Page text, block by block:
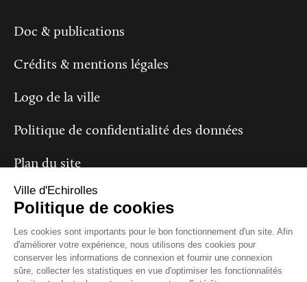
Doc & publications
Crédits & mentions légales
Logo de la ville
Politique de confidentialité des données
Plan du site
Suivez-nous
Ville d'Echirolles
Politique de cookies
Les cookies sont importants pour le bon fonctionnement d'un site. Afin
d'améliorer votre expérience, nous utilisons des cookies pour
conserver les informations de connexion et fournir une connexion
sûre, collecter les statistiques en vue d'optimiser les fonctionnalités